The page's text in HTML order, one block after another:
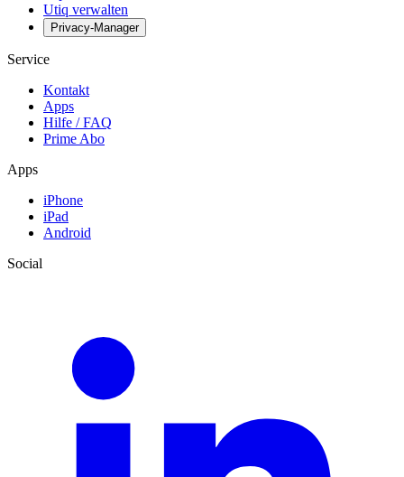
Utiq verwalten
Privacy-Manager
Service
Kontakt
Apps
Hilfe / FAQ
Prime Abo
Apps
iPhone
iPad
Android
Social